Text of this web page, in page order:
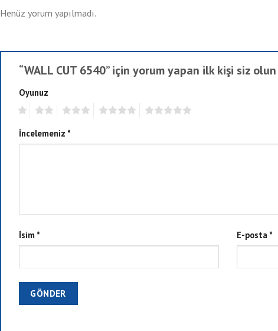
Henüz yorum yapılmadı.
“WALL CUT 6540” için yorum yapan ilk kişi siz
Oyunuz
İncelemeniz *
İsim * E-posta *